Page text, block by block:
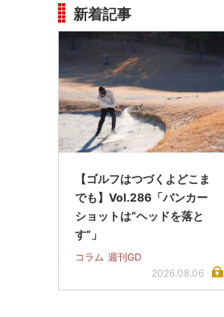
新着記事
【ゴルフはつづくよどこま
でも】Vol.286「バンカー
ショットは“ヘッドを落と
す”」
コラム 週刊GD
2026.08.06